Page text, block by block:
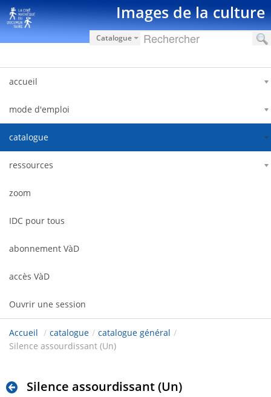
Saut au contenu Images de la culture
Catalogue
accueil
mode d'emploi
catalogue
ressources
zoom
IDC pour tous
abonnement VàD
accès VàD
Ouvrir une session
Accueil / catalogue / catalogue général /
Silence assourdissant (Un)
Silence assourdissant (Un)